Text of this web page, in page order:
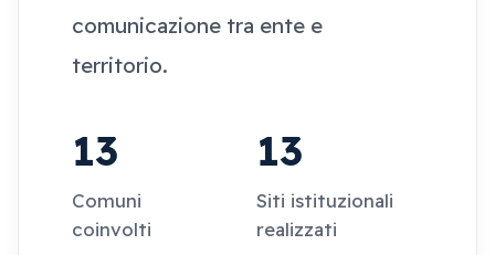
comunicazione tra ente e
territorio.
13
Comuni
coinvolti
13
Siti istituzionali
realizzati